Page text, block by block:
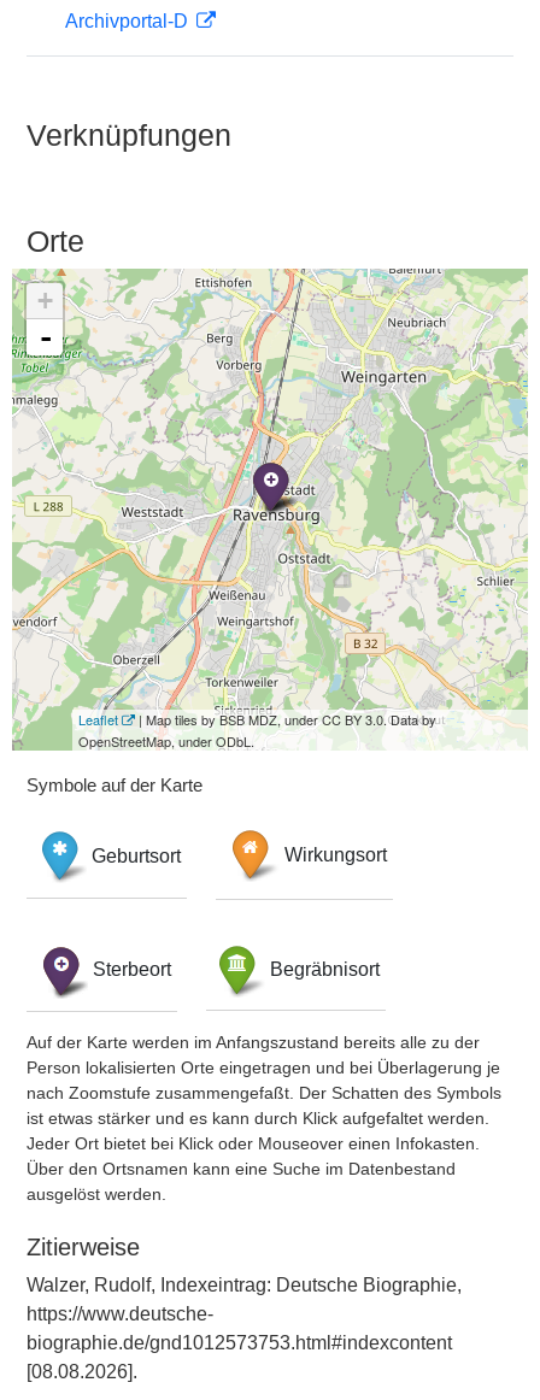
Archivportal-D
Verknüpfungen
Orte
+
-
Leaflet
| Map tiles by BSB MDZ, under CC BY 3.0. Data by
OpenStreetMap, under ODbL.
Symbole auf der Karte
Geburtsort Wirkungsort
Sterbeort Begräbnisort
Auf der Karte werden im Anfangszustand bereits alle zu der
Person lokalisierten Orte eingetragen und bei Überlagerung je
nach Zoomstufe zusammengefaßt. Der Schatten des Symbols
ist etwas stärker und es kann durch Klick aufgefaltet werden.
Jeder Ort bietet bei Klick oder Mouseover einen Infokasten.
Über den Ortsnamen kann eine Suche im Datenbestand
ausgelöst werden.
Zitierweise
Walzer, Rudolf, Indexeintrag: Deutsche Biographie,
https://www.deutsche-
biographie.de/gnd1012573753.html#indexcontent
[08.08.2026].